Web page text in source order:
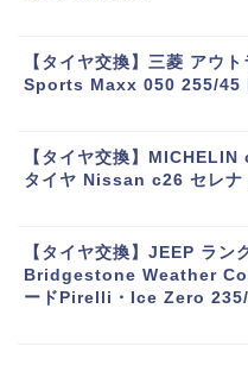
【タイヤ交換】三菱 アウ
Sports Maxx 050 255/45
【タイヤ交換】
タイヤ Nissan c26 セレ
【タイヤ交換】JEEP ラ
Bridgestone Weather
ードPirelli・Ice Zero